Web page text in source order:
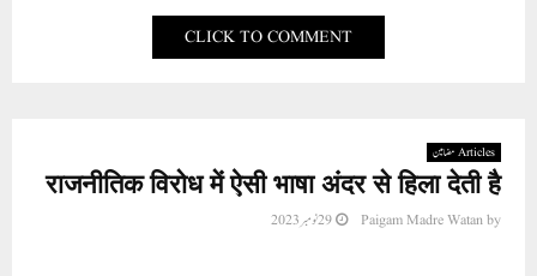
CLICK TO COMMENT
Articles مضامین
राजनीतिक विरोध में ऐसी भाषा अंदर से हिला देती है
by
Paigam Madre Watan 29 نومبر 2023